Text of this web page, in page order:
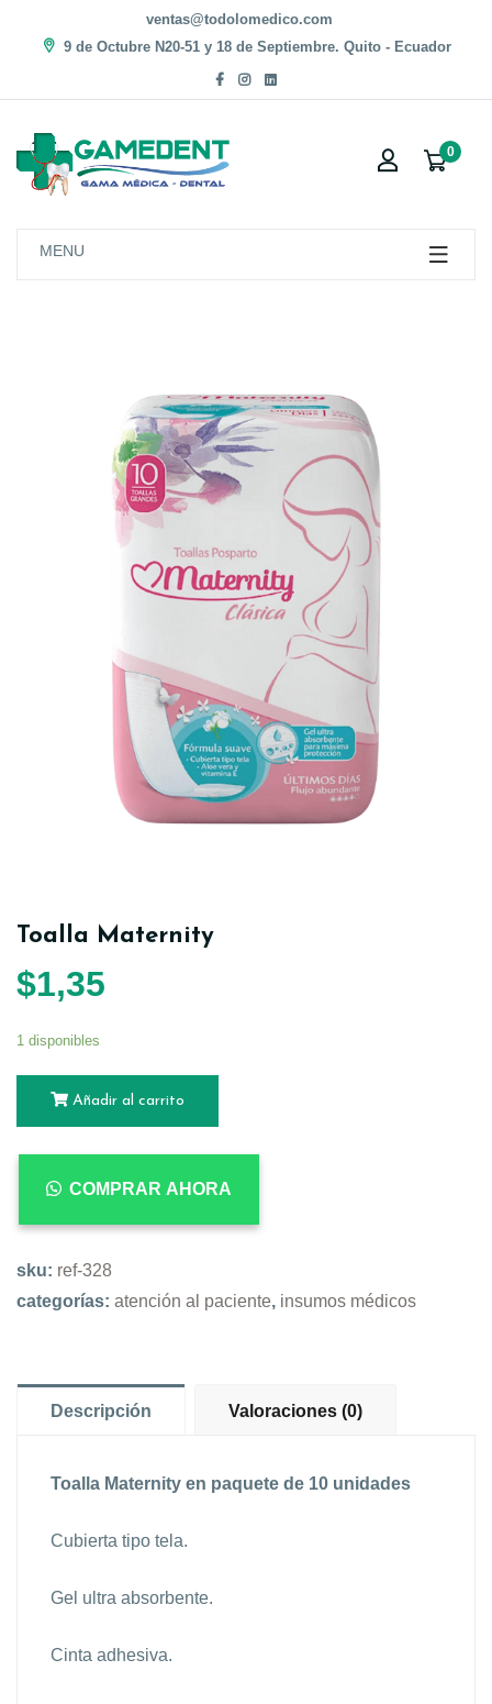
ventas@todolomedico.com
9 de Octubre N20-51 y 18 de Septiembre. Quito - Ecuador
0
MENU
Toalla Maternity
$1,35
1 disponibles
Añadir al carrito
COMPRAR AHORA
sku: ref-328
categorías: atención al paciente, insumos médicos
Descripción Valoraciones (0)
Toalla Maternity en paquete de 10 unidades
Cubierta tipo tela.
Gel ultra absorbente.
Cinta adhesiva.